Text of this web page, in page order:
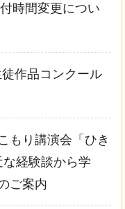
時間変更につい
作品コンクール
り講演会「ひき
経験談から学
ご案内